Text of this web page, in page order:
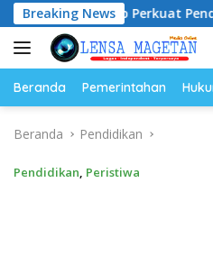
Langsung
ke
konten
Breaking News
Siap Perkuat Pendampingan
Beranda Pemerintahan
Beranda Pendidikan
Pendidikan, Peristiwa